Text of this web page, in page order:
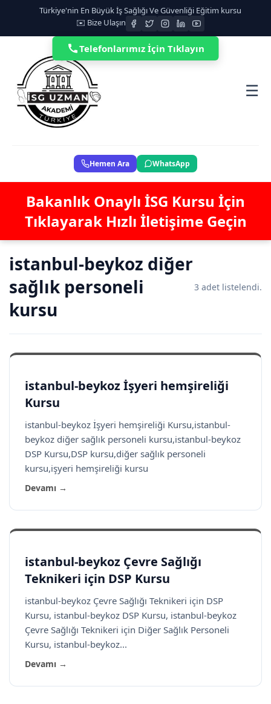
Türkiye'nin En Büyük İş Sağlığı Ve Güvenliği Eğitim kursu
✉️ Bize Ulaşın
☰
Hemen Ara WhatsApp
Bakanlık Onaylı İSG Kursu İçin
Tıklayarak Hızlı İletişime Geçin
istanbul-beykoz diğer
sağlık personeli
kursu
3 adet listelendi.
istanbul-beykoz İşyeri hemşireliği
Kursu
istanbul-beykoz İşyeri hemşireliği Kursu,istanbul-
beykoz diğer sağlık personeli kursu,istanbul-beykoz
DSP Kursu,DSP kursu,diğer sağlık personeli
kursu,işyeri hemşireliği kursu
Devamı →
istanbul-beykoz Çevre Sağlığı
Teknikeri için DSP Kursu
istanbul-beykoz Çevre Sağlığı Teknikeri için DSP
Kursu, istanbul-beykoz DSP Kursu, istanbul-beykoz
Çevre Sağlığı Teknikeri için Diğer Sağlık Personeli
Kursu, istanbul-beykoz...
Devamı →
Telefonlarımız İçin Tıklayın